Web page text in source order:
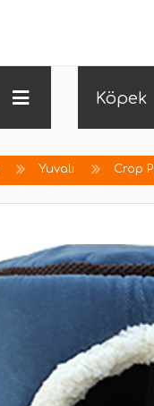
Köpek
Yuvalı Crop